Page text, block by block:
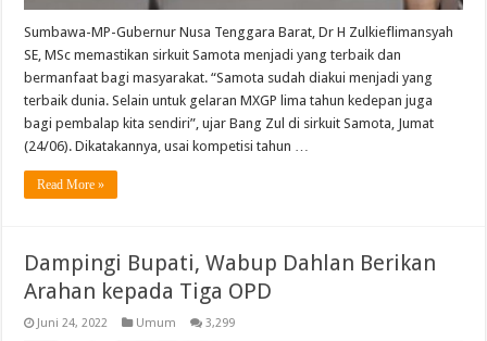
Sumbawa-MP-Gubernur Nusa Tenggara Barat, Dr H Zulkieflimansyah
SE, MSc memastikan sirkuit Samota menjadi yang terbaik dan
bermanfaat bagi masyarakat. “Samota sudah diakui menjadi yang
terbaik dunia. Selain untuk gelaran MXGP lima tahun kedepan juga
bagi pembalap kita sendiri”, ujar Bang Zul di sirkuit Samota, Jumat
(24/06). Dikatakannya, usai kompetisi tahun …
Read More »
Dampingi Bupati, Wabup Dahlan Berikan
Arahan kepada Tiga OPD
Juni 24, 2022 Umum 3,299